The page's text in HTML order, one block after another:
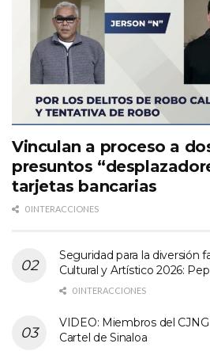
Vinculan a proceso a
presuntos
tarjetas bancarias
0 INTERACCIONES
Seguridad para la diversión
Cultural y Artístico 2026:
0 INTERACCIONES
VIDEO: Miembros del
Cartel de Sinaloa